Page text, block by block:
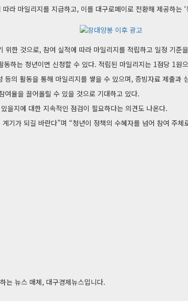
마일리지를 지급하고, 이를 대구로페이로 전환해 제공하는
한 것으로, 참여 실적에 따라 마일리지를 적립하고 일정 기준
하는 청년이면 신청할 수 있다. 적립된 마일리지는 1점당 1
의 활동을 통해 마일리지를 쌓을 수 있으며, 증빙자료 제출과
여율을 끌어올릴 수 있을 것으로 기대하고 있다.
을지에 대한 지속적인 점검이 필요하다는 의견도 나온다.
기가 되길 바란다”며 “청년이 정책의 수혜자를 넘어 참여 주
는 뉴스 매체, 대구경제뉴스입니다.